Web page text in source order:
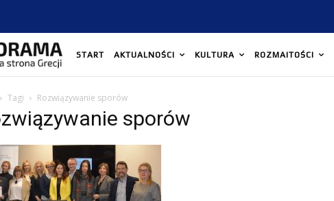
START AKTUALNOŚCI KULTURA ROZMAITOŚCI
Tagi Rozwiązywanie sporów
sporów